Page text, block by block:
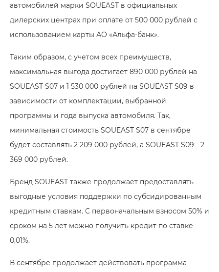
автомобилей марки SOUEAST в официальных
дилерских центрах при оплате от 500 000 рублей с
использованием карты АО «Альфа-банк».
Таким образом, с учетом всех преимуществ,
максимальная выгода достигает 890 000 рублей на
SOUEAST S07 и 1 530 000 рублей на SOUEAST S09 в
зависимости от комплектации, выбранной
программы и года выпуска автомобиля. Так,
минимальная стоимость SOUEAST S07 в сентябре
будет составлять 2 209 000 рублей, а SOUEAST S09 - 2
369 000 рублей.
Бренд SOUEAST также продолжает предоставлять
выгодные условия поддержки по субсидированным
кредитным ставкам. С первоначальным взносом 50% и
сроком на 5 лет можно получить кредит по ставке
0,01%.
В сентябре продолжает действовать программа